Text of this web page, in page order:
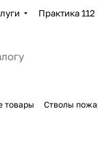
Практика 112
товары Стволы